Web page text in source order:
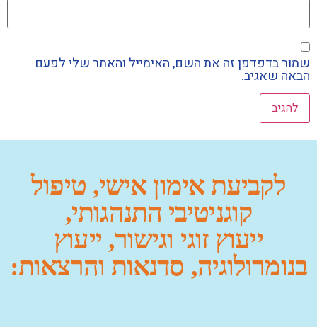
שמור בדפדפן זה את השם, האימייל והאתר שלי לפעם
הבאה שאגיב.
לקביעת אימון אישי, טיפול
קוגניטיבי התנהגותי,
ייעוץ זוגי וגישור, ייעוץ
בנומרולוגיה, סדנאות והרצאות: